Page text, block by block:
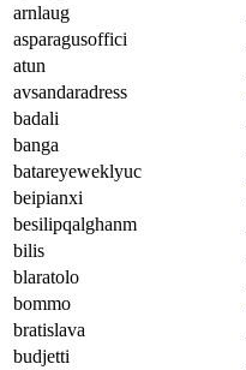
arnlaug
asparagusoffici
atun
avsandaradress
badali
banga
batareyeweklyuc
beipianxi
besilipqalghanm
bilis
blaratolo
bommo
bratislava
budjetti